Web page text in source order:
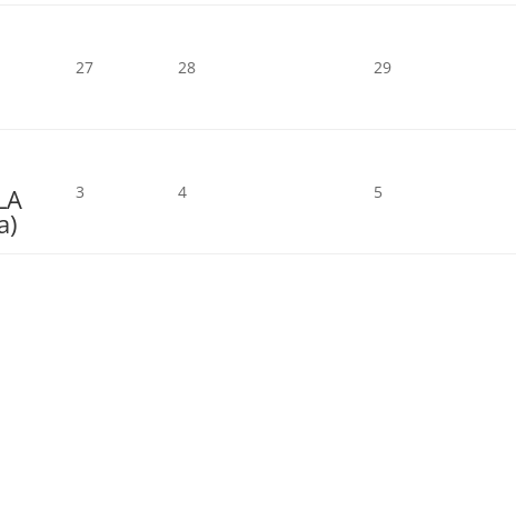
27 28 29
3 4 5